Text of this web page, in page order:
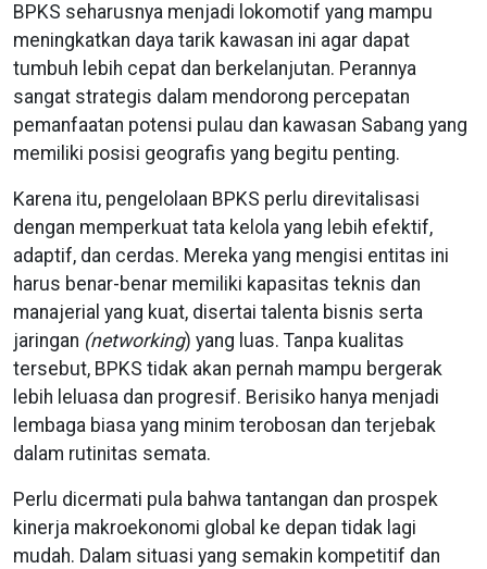
BPKS seharusnya menjadi lokomotif yang mampu
meningkatkan daya tarik kawasan ini agar dapat
tumbuh lebih cepat dan berkelanjutan. Perannya
sangat strategis dalam mendorong percepatan
pemanfaatan potensi pulau dan kawasan Sabang yang
memiliki posisi geografis yang begitu penting.
Karena itu, pengelolaan BPKS perlu direvitalisasi
dengan memperkuat tata kelola yang lebih efektif,
adaptif, dan cerdas. Mereka yang mengisi entitas ini
harus benar-benar memiliki kapasitas teknis dan
manajerial yang kuat, disertai talenta bisnis serta
jaringan (networking) yang luas. Tanpa kualitas
tersebut, BPKS tidak akan pernah mampu bergerak
lebih leluasa dan progresif. Berisiko hanya menjadi
lembaga biasa yang minim terobosan dan terjebak
dalam rutinitas semata.
Perlu dicermati pula bahwa tantangan dan prospek
kinerja makroekonomi global ke depan tidak lagi
mudah. Dalam situasi yang semakin kompetitif dan